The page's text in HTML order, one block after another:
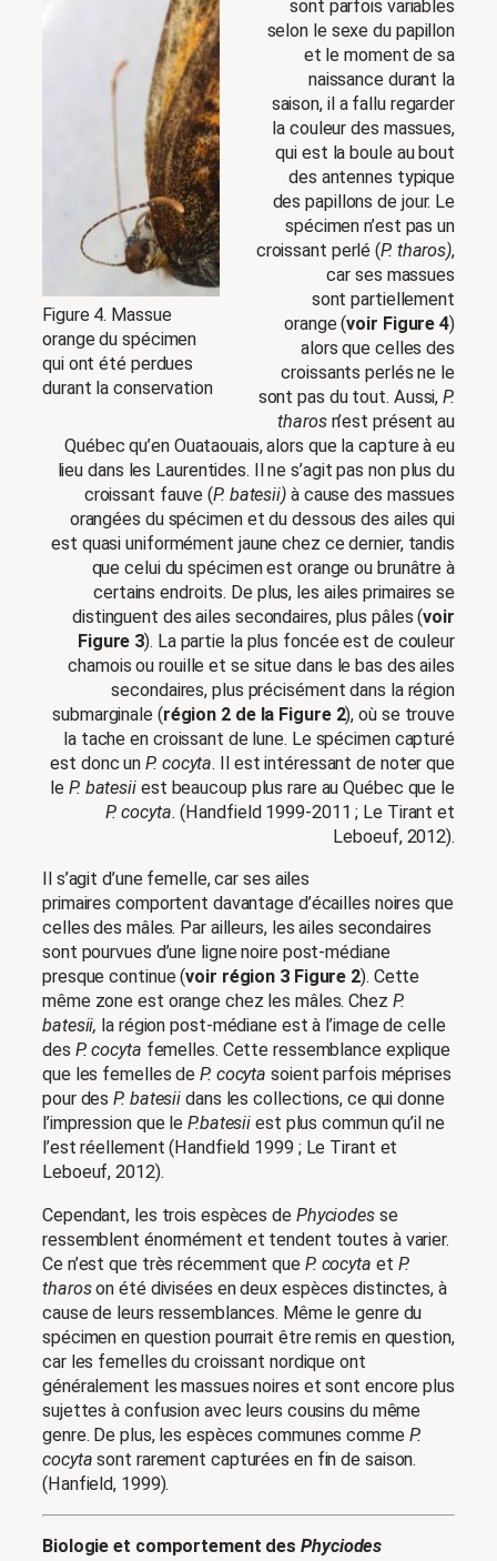
Figure 4. Massue
orange du spécimen
qui ont été perdues
durant la conservation
sont parfois variables
selon le sexe du papillon
et le moment de sa
naissance durant la
saison, il a fallu regarder
la couleur des massues,
qui est la boule au bout
des antennes typique
des papillons de jour. Le
spécimen n’est pas un
croissant perlé (P. tharos),
car ses massues
sont partiellement
orange (voir Figure 4)
alors que celles des
croissants perlés ne le
sont pas du tout. Aussi,P.
tharosn’est présent au
Québec qu’en Ouataouais, alors que la capture à eu
lieu dans les Laurentides. Il ne s’agit pas non plus du
croissant fauve (P. batesii) à cause des massues
orangées du spécimen et du dessous des ailes qui
est quasi uniformément jaune chez ce dernier, tandis
que celui du spécimen est orange ou brunâtre à
certains endroits. De plus, les ailes primaires se
distinguent des ailes secondaires, plus pâles (voir
Figure 3). La partie la plus foncée est de couleur
chamois ou rouille et se situe dans le bas des ailes
secondaires, plus précisément dans la région
submarginale (région 2 de la Figure 2), où se trouve
la tache en croissant de lune. Le spécimen capturé
est donc unP. cocyta. Il est intéressant de noter que
le P. batesii est beaucoup plus rare au Québec que le
P. cocyta. (Handfield 1999-2011 ; Le Tirant et
Leboeuf, 2012).
Il s’agit d’une femelle, car ses ailes
primaires comportent davantage d’écailles noires que
celles des mâles. Par ailleurs, les ailes secondaires
sont pourvues d’une ligne noire post-médiane
presque continue (voir région 3 Figure 2). Cette
même zone est orange chez les mâles. Chez P.
batesii, la région post-médiane est à l’image de celle
des P. cocyta femelles. Cette ressemblance explique
que les femelles de P. cocyta soient parfois méprises
pour des P. batesii dans les collections, ce qui donne
l’impression que leP.batesii est plus commun qu’il ne
l’est réellement(Handfield 1999 ; Le Tirant et
Leboeuf, 2012).
Cependant, les trois espèces de Phyciodesse
ressemblent énormément et tendent toutes à varier.
Ce n’est que très récemment que P. cocyta et P.
tharoson été divisées en deux espèces distinctes, à
cause de leurs ressemblances. Même le genre du
spécimen en question pourrait être remis en question,
car les femelles du croissant nordique ont
généralement les massues noires et sont encore plus
sujettes à confusion avec leurs cousins du même
genre. De plus, les espèces communes comme P.
cocyta sont rarement capturées en fin de saison.
(Hanfield, 1999).
Biologie et comportement desPhyciodes